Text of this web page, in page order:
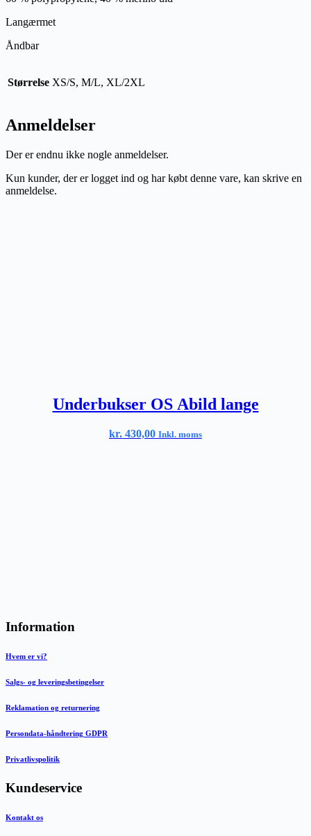
Langærmet
Åndbar
Størrelse XS/S, M/L, XL/2XL
Anmeldelser
Der er endnu ikke nogle anmeldelser.
Kun kunder, der er logget ind og har købt denne vare, kan skrive en
anmeldelse.
Underbukser OS Abild lange
kr. 430,00 Inkl. moms
Information
Hvem er vi?
Salgs- og leveringsbetingelser
Reklamation og returnering
Persondata-håndtering GDPR
Privatlivspolitik
Kundeservice
Kontakt os